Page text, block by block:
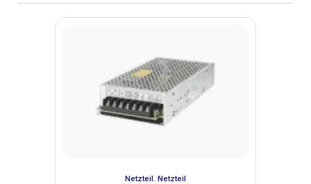
Netzteil. Netzteil